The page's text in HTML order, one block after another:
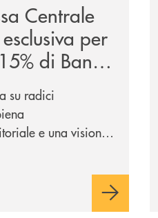
Centrale
per
di Banca
su radici
e una visione